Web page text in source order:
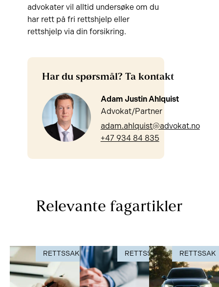
advokater vil alltid undersøke om du
har rett på fri rettshjelp eller
rettshjelp via din forsikring.
Har du spørsmål? Ta kontakt
Adam Justin Ahlquist
Advokat/Partner
adam.ahlquist@advokat.no
+47 934 84 835
Relevante fagartikler
RETTSSAK RETTSSAK RETTSSAK